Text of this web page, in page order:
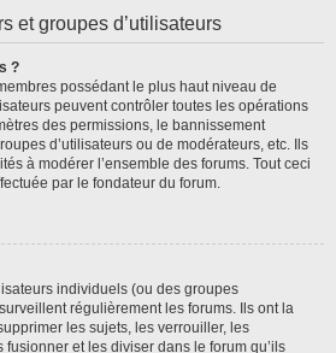
et groupes d’utilisateurs
?
possédant le plus haut niveau de
peuvent contrôler toutes les opérations
des permissions, le bannissement
d’utilisateurs ou de modérateurs, etc. Ils
à modérer l’ensemble des forums. Tout ceci
par le fondateur du forum.
individuels (ou des groupes
régulièrement les forums. Ils ont la
les sujets, les verrouiller, les
et les diviser dans le forum qu’ils